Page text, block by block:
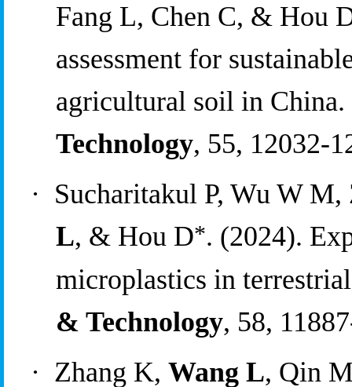
Fang L, Chen C, & Hou
assessment for s
agricultural soil in China.
Technology, 55, 12032-
· Sucharitakul P, Wu W
L, & Hou D*. (2024).
microplastics in t
& Technology, 58,
· Zhang K, Wang L, Qin